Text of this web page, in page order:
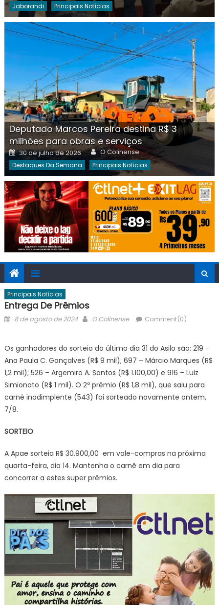
Jaborandi Principais Notícias
Deputado Marcos Pereira destina R$ 3
milhões para obras e serviços
Posted
on
30 de julho de 2026 Author
O Colinense
Destaques Da Semana Principais Notícias
Principais Notícias
Entrega De Prêmios
Posted
8 de agosto de 2024 Author
O Colinense Comment(0)
Os ganhadores do sorteio do último dia 31 do Asilo são: 219 –
Ana Paula C. Gonçalves (R$ 9 mil); 697 – Márcio Marques (R$
1,2 mil); 526 – Argemiro A. Santos (R$ 1.100,00) e 916 – Luiz
Simionato (R$ 1 mil). O 2º prêmio (R$ 1,8 mil), que saiu para
carnê inadimplente (543) foi sorteado novamente ontem,
7/8.
SORTEIO
A Apae sorteia R$ 30.900,00 em vale-compras na próxima
quarta-feira, dia 14. Mantenha o carnê em dia para
concorrer a estes super prêmios.